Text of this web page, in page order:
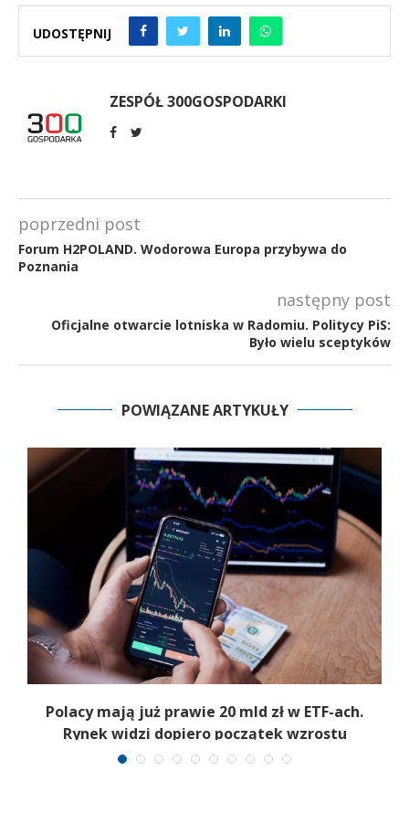
UDOSTĘPNIJ
ZESPÓŁ 300GOSPODARKI
poprzedni post
Forum H2POLAND. Wodorowa Europa przybywa do
Poznania
następny post
Oficjalne otwarcie lotniska w Radomiu. Politycy PiS:
Było wielu sceptyków
POWIĄZANE ARTYKUŁY
Polacy mają już prawie 20 mld zł w ETF-ach.
Rynek widzi dopiero początek wzrostu